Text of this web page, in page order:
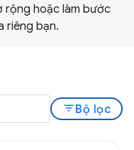
rộng hoặc làm bước
riêng bạn.
filter_listBộ lọc